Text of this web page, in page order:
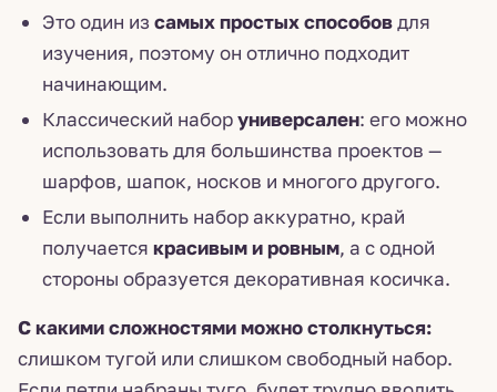
Это один из самых простых способовдля
изучения, поэтому он отлично подходит
начинающим.
Классический наборуниверсален: его можно
использовать для большинства проектов —
шарфов, шапок, носков и многого другого.
Если выполнить набор аккуратно, край
получается красивым и ровным, а с одной
стороны образуется декоративная косичка.
С какими сложностями можно столкнуться:
слишком тугой или слишком свободный набор.